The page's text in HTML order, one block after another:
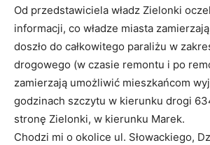
Od przedstawiciela władz Zielonki
informacji, co władze miasta
doszło do całkowitego paraliżu w
drogowego (w czasie remontu i po
zamierzają umożliwić mieszkańcom
godzinach szczytu w kierunku drogi
stronę Zielonki, w kierunku Marek.
Chodzi mi o okolice ul. Słowackiego,